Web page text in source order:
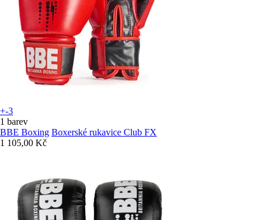
+-3
1 barev
BBE Boxing Boxerské rukavice Club FX
1 105,00 Kč